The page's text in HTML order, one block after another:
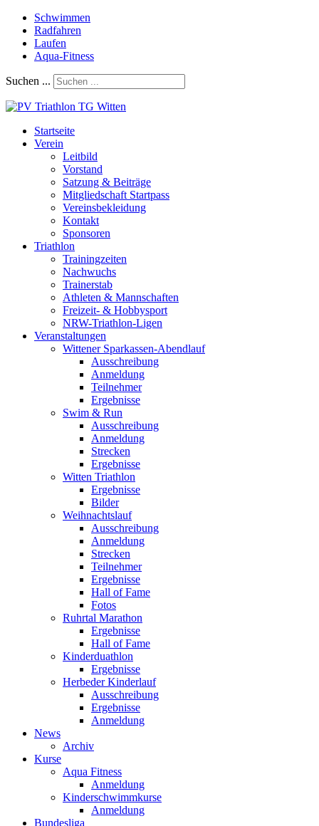
Schwimmen
Radfahren
Laufen
Aqua-Fitness
Suchen ...
Startseite
Verein
Leitbild
Vorstand
Satzung & Beiträge
Mitgliedschaft Startpass
Vereinsbekleidung
Kontakt
Sponsoren
Triathlon
Trainingzeiten
Nachwuchs
Trainerstab
Athleten & Mannschaften
Freizeit- & Hobbysport
NRW-Triathlon-Ligen
Veranstaltungen
Wittener Sparkassen-Abendlauf
Ausschreibung
Anmeldung
Teilnehmer
Ergebnisse
Swim & Run
Ausschreibung
Anmeldung
Strecken
Ergebnisse
Witten Triathlon
Ergebnisse
Bilder
Weihnachtslauf
Ausschreibung
Anmeldung
Strecken
Teilnehmer
Ergebnisse
Hall of Fame
Fotos
Ruhrtal Marathon
Ergebnisse
Hall of Fame
Kinderduathlon
Ergebnisse
Herbeder Kinderlauf
Ausschreibung
Ergebnisse
Anmeldung
News
Archiv
Kurse
Aqua Fitness
Anmeldung
Kinderschwimmkurse
Anmeldung
Bundesliga